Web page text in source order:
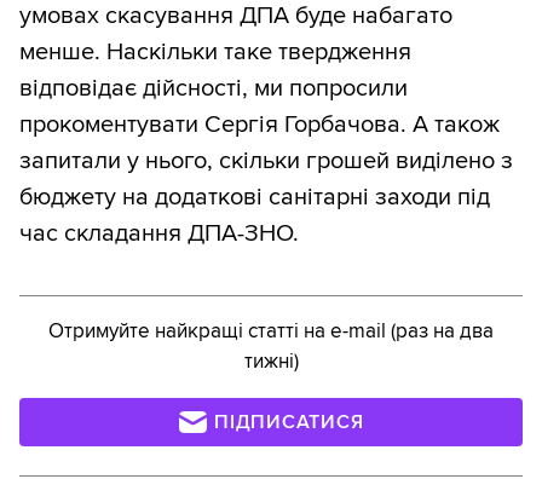
умовах скасування ДПА буде набагато
менше. Наскільки таке твердження
відповідає дійсності, ми попросили
прокоментувати Сергія Горбачова. А також
запитали у нього, скільки грошей виділено з
бюджету на додаткові санітарні заходи під
час складання ДПА-ЗНО.
Отримуйте найкращі статті на e-mail (раз на два
тижні)
ПІДПИСАТИСЯ